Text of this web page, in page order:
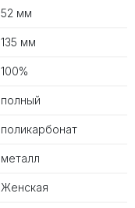
52 мм
135 мм
100%
полный
поликарбонат
металл
Женская